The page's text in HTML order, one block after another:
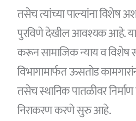
तसेच त्यांच्या पाल्यांना विशेष
पुरविणे देखील आवश्यक आहे. या
करून सामाजिक न्याय व विशेष
विभागामार्फत ऊसतोड
तसेच स्थानिक पातळीवर
निराकरण करणे सुरु आहे.